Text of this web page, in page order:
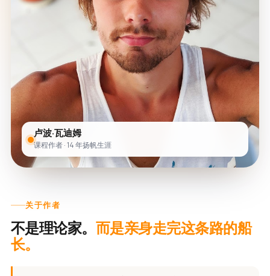
卢波·瓦迪姆
课程作者 · 14 年扬帆生涯
关于作者
不是理论家。 而是亲身走完这条路的船
长。